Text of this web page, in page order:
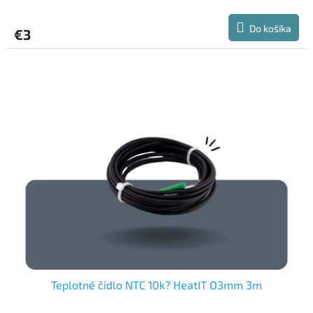
€3 Do košíka
Teplotné čidlo NTC 10k? HeatIT O3mm 3m